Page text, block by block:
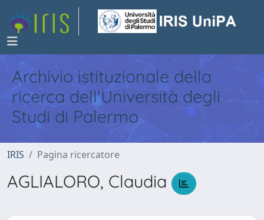
Archivio istituzionale della
ricerca dell'Università degli
Studi di Palermo
IRIS Pagina ricercatore
AGLIALORO, Claudia